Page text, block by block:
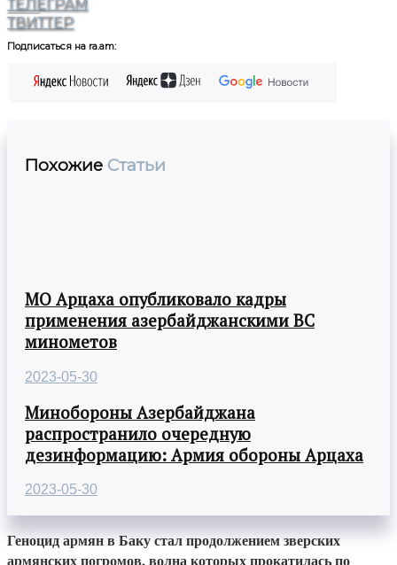
ТЕЛЕГРАМ
ТВИТТЕР
Подписаться на ra.am:
Похожие Статьи
МО Арцаха опубликовало кадры
применения азербайджанскими ВС
минометов
2023-05-30
Минобороны Азербайджана
распространило очередную
дезинформацию: Армия обороны Арцаха
2023-05-30
Геноцид армян в Баку стал продолжением зверских
армянских погромов, волна которых прокатилась по